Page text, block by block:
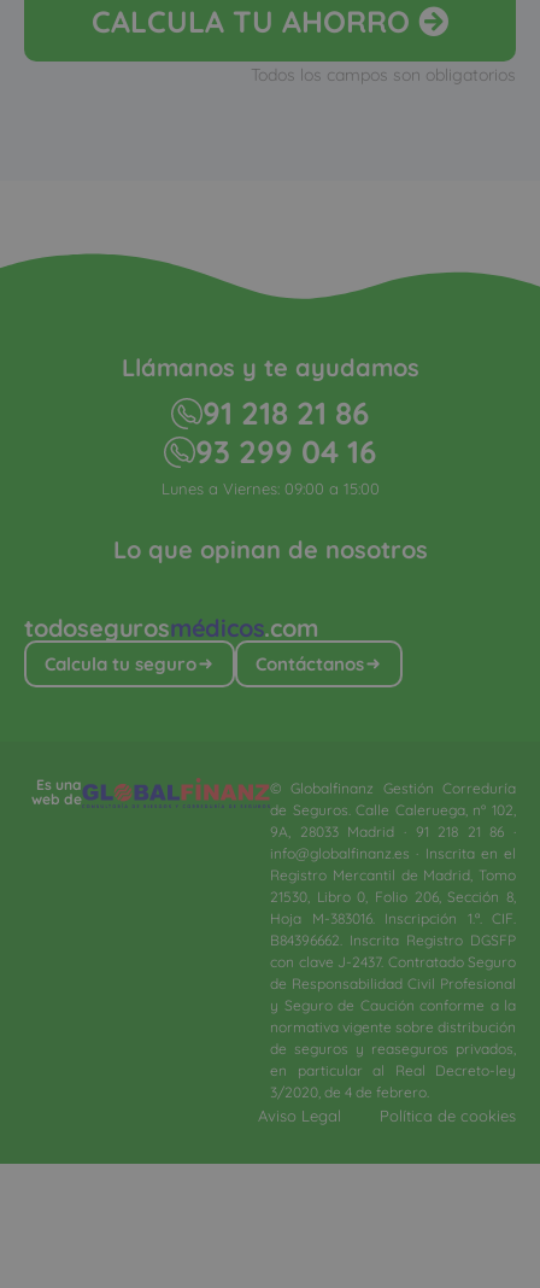
CALCULA TU AHORRO
Todos los campos son obligatorios
todosegurosmédicos.com
Calcula tu seguro Contáctanos
Lo que opinan de nosotros
Llámanos y te ayudamos
91 218 21 86
93 299 04 16
Lunes a Viernes: 09:00 a 15:00
Es una
web de
© Globalfinanz Gestión Correduría
de Seguros. Calle Caleruega, nº 102,
9A, 28033 Madrid · 91 218 21 86 ·
info@globalfinanz.es · Inscrita en el
Registro Mercantil de Madrid, Tomo
21530, Libro 0, Folio 206, Sección 8,
Hoja M-383016. Inscripción 1.ª. CIF.
B84396662. Inscrita Registro DGSFP
con clave J-2437. Contratado Seguro
de Responsabilidad Civil Profesional
y Seguro de Caución conforme a la
normativa vigente sobre distribución
de seguros y reaseguros privados,
en particular al Real Decreto-ley
3/2020, de 4 de febrero.​
Aviso Legal Política de cookies